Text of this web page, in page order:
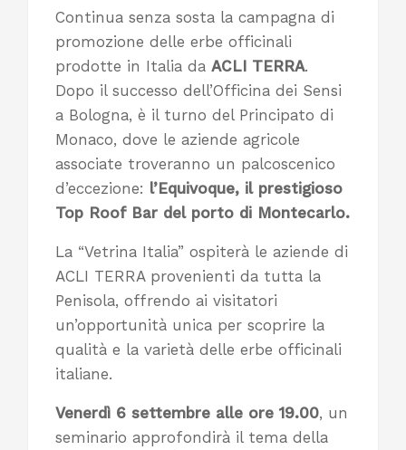
Continua senza sosta la campagna di
promozione delle erbe officinali
prodotte in Italia da ACLI TERRA.
Dopo il successo dell’Officina dei Sensi
a Bologna, è il turno del Principato di
Monaco, dove le aziende agricole
associate troveranno un palcoscenico
d’eccezione: l’Equivoque, il prestigioso
Top Roof Bar del porto di Montecarlo.
La “Vetrina Italia” ospiterà le aziende di
ACLI TERRA provenienti da tutta la
Penisola, offrendo ai visitatori
un’opportunità unica per scoprire la
qualità e la varietà delle erbe officinali
italiane.
Venerdì 6 settembre alle ore 19.00, un
seminario approfondirà il tema della